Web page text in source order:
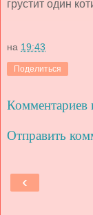
грустит один
на 19:43
Поделиться
Комментариев
Отправить
‹